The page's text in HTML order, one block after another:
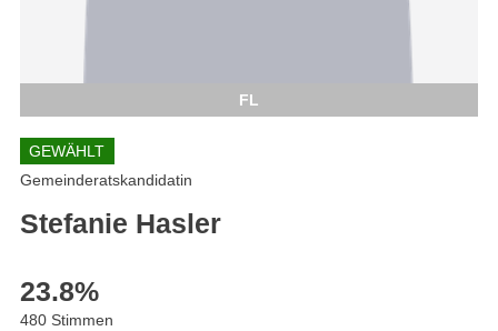
FL
GEWÄHLT
Gemeinderatskandidatin
Stefanie Hasler
23.8%
480 Stimmen